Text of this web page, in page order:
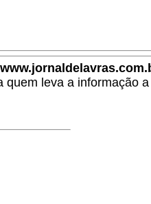
quem leva a informação